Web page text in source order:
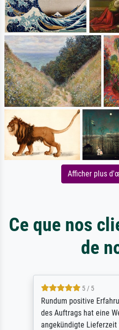
Afficher plus
Ce que nos
de
5 / 5
Rundum positive
des Auftrags hat eine
angekündigte Lieferzeit